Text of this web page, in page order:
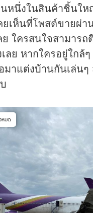
นหนึ่งในสินค้าชิ้นใ
ยเห็นที่โพสต์ขายผ่า
ย ใครสนใจสามาร
ลย หากใครอยู่ใกล้
าแต่งบ้านกันเล่นๆ
มด